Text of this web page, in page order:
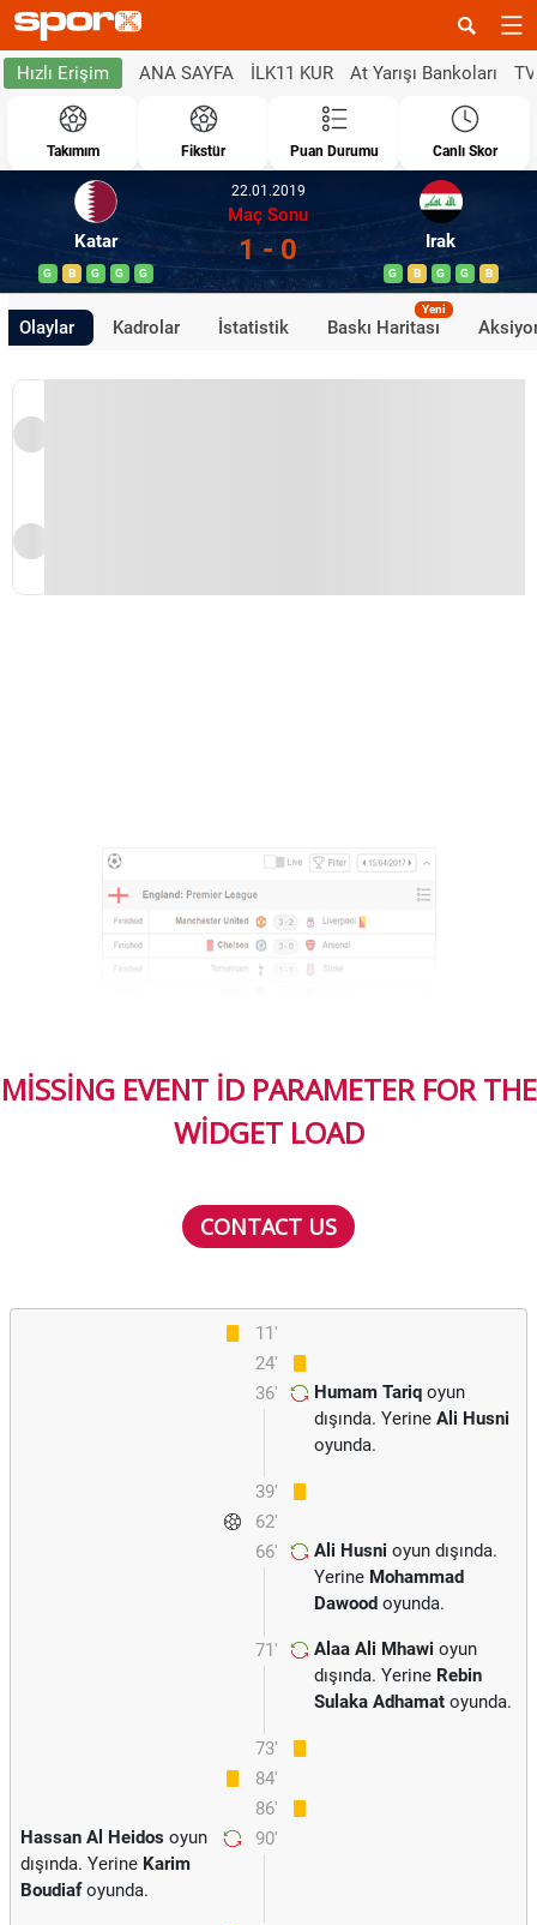
Hızlı Erişim ANA SAYFA İLK11 KUR At Yarışı Bankoları
Takımım Fikstür Puan Durumu Canlı Skor
Katar
G B G G G
22.01.2019
Maç Sonu
1 - 0 Irak
G B G G B
Olaylar Kadrolar İstatistik Baskı Haritası
Yeni
MISSING EVENT ID PARAMETER FOR THE
WIDGET LOAD
CONTACT US
11'
24'
36'
Humam Tariq oyun
dışında. Yerine Ali Husni
oyunda.
39'
62'
66'
Ali Husni oyun dışında.
Yerine Mohammad
Dawood oyunda.
71' Alaa Ali Mhawi oyun
dışında. Yerine Rebin
Sulaka Adhamat oyunda.
73'
84'
86'
90'
Hassan Al Heidos oyun
dışında. Yerine Karim
Boudiafoyunda.